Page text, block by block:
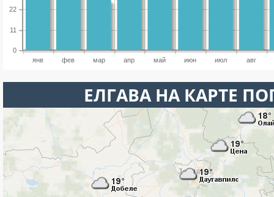
янв фев мар апр май июн июл авг
0
11
22
ЕЛГАВА НА КАРТЕ